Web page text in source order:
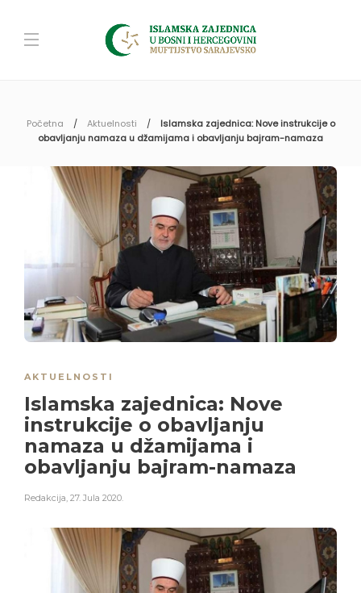
Početna Aktuelnosti
Islamska zajednica: Nove instrukcije o
obavljanju namaza u džamijama i obavljanju bajram-namaza
AKTUELNOSTI
Islamska zajednica: Nove
instrukcije o obavljanju
namaza u džamijama i
obavljanju bajram-namaza
Redakcija, 27. Jula 2020.